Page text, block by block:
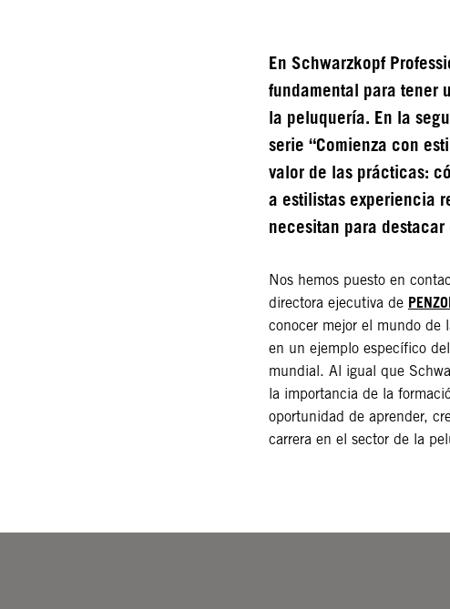
En Schwarzkopf
fundamental para tener
la peluquería. En la
serie “Comienza con
valor de las prácticas:
a estilistas experiencia
necesitan para destacar
Nos hemos puesto en
directora ejecutiva de
conocer mejor el mundo de
en un ejemplo específico
mundial. Al igual que
la importancia de la
oportunidad de aprender,
carrera en el sector de la